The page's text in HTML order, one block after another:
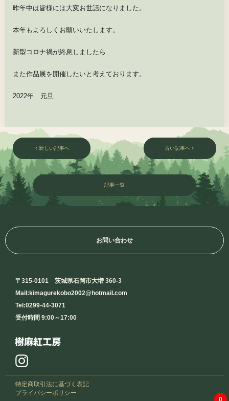
0
昨年中は皆様には大変お世話になりました。
本年もよろしくお願いいたします。
新型コロナ禍が終息しましたら
また作品展を開催したいと考えております。
2022年 元旦
chevron_left 新しい記事へ 古い記事へ chevron_right
記事一覧
お問い合わせ
〒315-0101 茨城県石岡市大増 360-3
Mail:kimagurekobo2002@hotmail.com
Tel:0299-44-3071
受付時間 9:00～17:00
特定商取引法に基づく表記
プライバシーポリシー